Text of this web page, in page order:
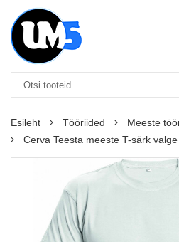
Esileht Tööriided Meeste
Cerva Teesta meeste T-särk valge